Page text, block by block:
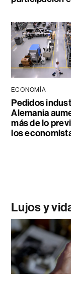
ECONOMÍA
Pedidos
Alemania
más de lo
los
Lujos y